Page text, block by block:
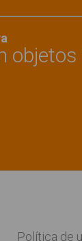
objetos
Política de